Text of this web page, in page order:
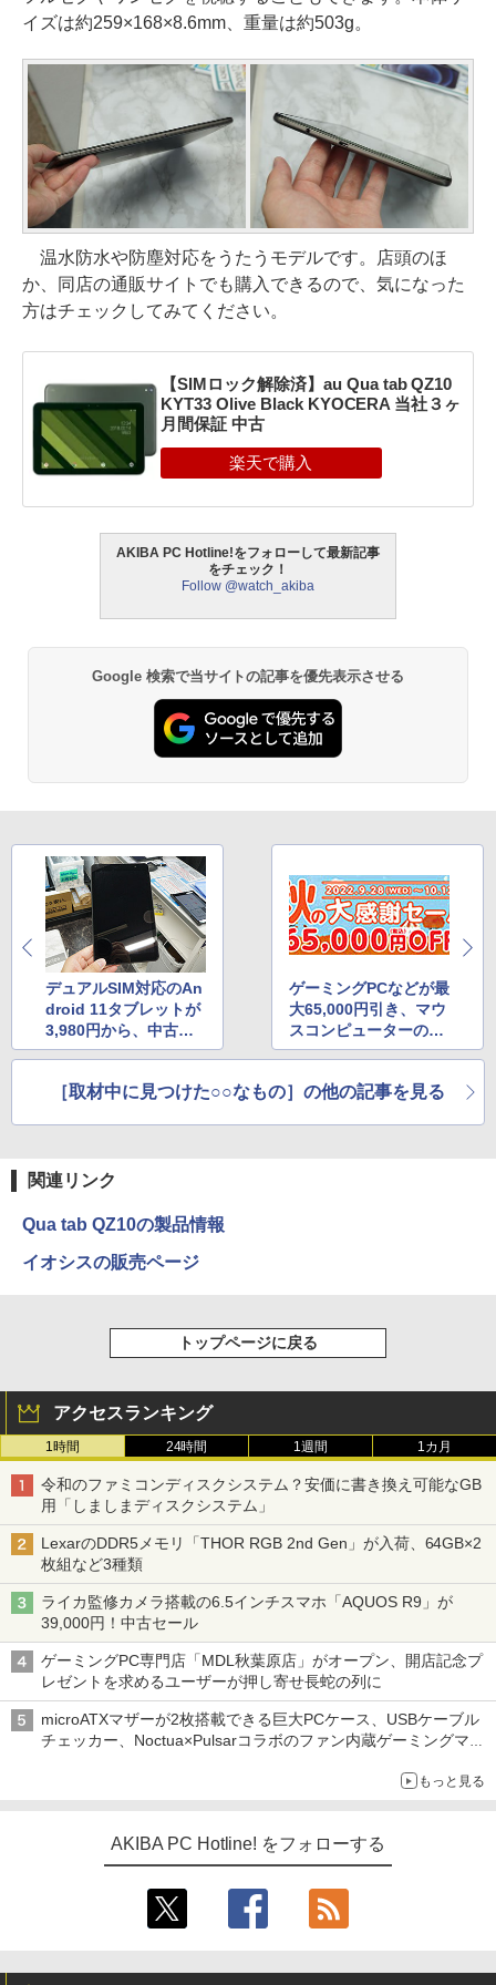
イズは約259×168×8.6mm、重量は約503g。
温水防水や防塵対応をうたうモデルです。店頭のほ
か、同店の通販サイトでも購入できるので、気になった
方はチェックしてみてください。
【SIMロック解除済】au Qua tab QZ10
KYT33 Olive Black KYOCERA 当社３ヶ
月間保証 中古
AKIBA PC Hotline!をフォローして最新記事
をチェック！
Follow @watch_akiba
Google 検索で当サイトの記事を優先表示させる
デュアルSIM対応のAn
droid 11タブレットが
3,980円から、中古品
が大量入荷！
ゲーミングPCなどが最
大65,000円引き、マウ
スコンピューターの
「秋の大感謝セール 第
［取材中に見つけた○○なもの］の他の記事を見る
関連リンク
Qua tab QZ10の製品情報
イオシスの販売ページ
トップページに戻る
アクセスランキング
1時間 24時間 1週間 1カ月
令和のファミコンディスクシステム？安価に書き換え可能なGB
用「しましまディスクシステム」
LexarのDDR5メモリ「THOR RGB 2nd Gen」が入荷、64GB×2
枚組など3種類
ライカ監修カメラ搭載の6.5インチスマホ「AQUOS R9」が
39,000円！中古セール
ゲーミングPC専門店「MDL秋葉原店」がオープン、開店記念プ
レゼントを求めるユーザーが押し寄せ長蛇の列に
microATXマザーが2枚搭載できる巨大PCケース、USBケーブル
チェッカー、Noctua×Pulsarコラボのファン内蔵ゲーミングマウ
もっと見る
AKIBA PC Hotline! をフォローする